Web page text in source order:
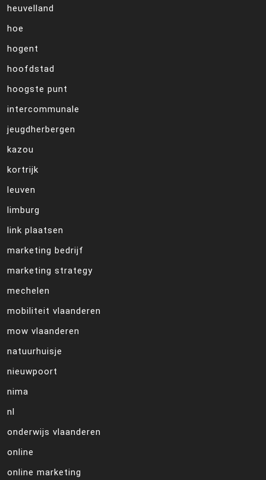
heuvelland
hoe
hogent
hoofdstad
hoogste punt
intercommunale
jeugdherbergen
kazou
kortrijk
leuven
limburg
link plaatsen
marketing bedrijf
marketing strategy
mechelen
mobiliteit vlaanderen
mow vlaanderen
natuurhuisje
nieuwpoort
nima
nl
onderwijs vlaanderen
online
online marketing